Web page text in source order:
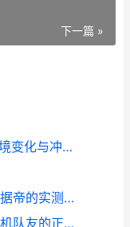
下一篇 »
王者荣耀怎么样升段位 S44排位环境变化与冲分策略
王者荣耀查看好友方法强度排行 数据帝的实测对比
王者怎么护卫队求助 举报演员和挂机队友的正确姿势